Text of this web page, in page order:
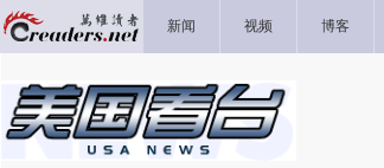
新闻 视频 博客